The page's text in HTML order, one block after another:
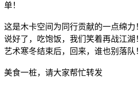
单！
这是木卡空间为同行贡献的一点绵力！
说好了，吃饱饭，我们笑着再战江湖！
艺术寒冬结束后，回来，谁也别落队！
美食一桩，请大家帮忙转发